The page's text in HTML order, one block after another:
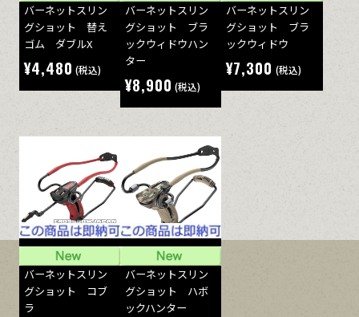
バーネットスリン
グショット 替え
ゴム ダブルX
¥4,480 (税込)
バーネットスリン
グショット ブラ
ックウィドウハン
ター
¥8,900 (税込)
バーネットスリン
グショット ブラ
ックウィドウ
¥7,300 (税込)
バーネットスリン
グショット コブ
ラ
バーネットスリン
グショット ハボ
ックハンター